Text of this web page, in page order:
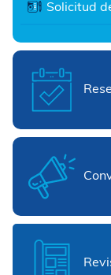
Solicitud